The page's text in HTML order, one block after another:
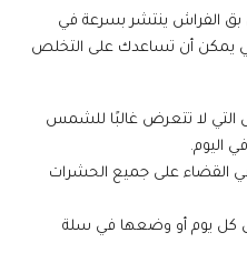
بق الفراش ينتشر بسرعة في
يمكن أن تساعدك على التخلص
التي لا تتعرض غالبًا للشمس
اليوم.
على جميع الحشرات
كل يوم أو وضعها في سلة